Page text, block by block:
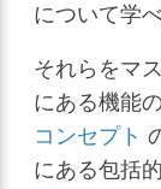
について学
それらをマ
にある機能
コンセプト
にある包括